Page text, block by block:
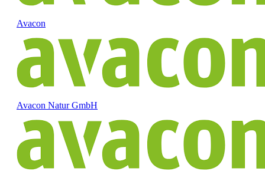
Avacon
Avacon Natur GmbH